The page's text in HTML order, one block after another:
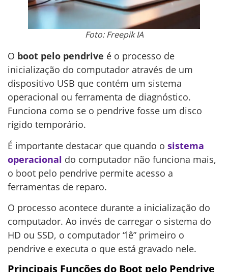
Foto: Freepik IA
O boot pelo pendrive é o processo de
inicialização do computador através de um
dispositivo USB que contém um sistema
operacional ou ferramenta de diagnóstico.
Funciona como se o pendrive fosse um disco
rígido temporário.
É importante destacar que quando o sistema
operacional do computador não funciona mais,
o boot pelo pendrive permite acesso a
ferramentas de reparo.
O processo acontece durante a inicialização do
computador. Ao invés de carregar o sistema do
HD ou SSD, o computador “lê” primeiro o
pendrive e executa o que está gravado nele.
Principais Funções do Boot pelo Pendrive